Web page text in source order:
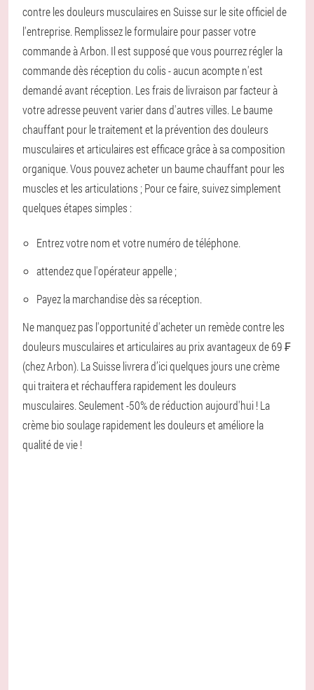
contre les douleurs musculaires en Suisse sur le site officiel de
l'entreprise. Remplissez le formulaire pour passer votre
commande à Arbon. Il est supposé que vous pourrez régler la
commande dès réception du colis - aucun acompte n'est
demandé avant réception. Les frais de livraison par facteur à
votre adresse peuvent varier dans d'autres villes. Le baume
chauffant pour le traitement et la prévention des douleurs
musculaires et articulaires est efficace grâce à sa composition
organique. Vous pouvez acheter un baume chauffant pour les
muscles et les articulations ; Pour ce faire, suivez simplement
quelques étapes simples :
Entrez votre nom et votre numéro de téléphone.
attendez que l'opérateur appelle ;
Payez la marchandise dès sa réception.
Ne manquez pas l'opportunité d'acheter un remède contre les
douleurs musculaires et articulaires au prix avantageux de 69 ₣
(chez Arbon). La Suisse livrera d’ici quelques jours une crème
qui traitera et réchauffera rapidement les douleurs
musculaires. Seulement -50% de réduction aujourd'hui ! La
crème bio soulage rapidement les douleurs et améliore la
qualité de vie !